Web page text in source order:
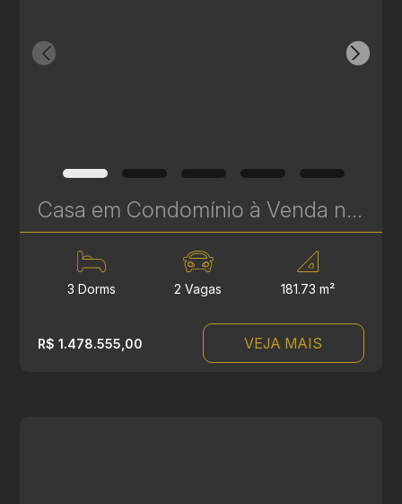
Casa em Condomínio à Venda no Boa Vista – 3 Suítes, Terraço Gourmet e Spa | Residencial Villa Milano | Ref. 1741
3 Dorms 2 Vagas 181.73 m²
R$ 1.478.555,00 VEJA MAIS